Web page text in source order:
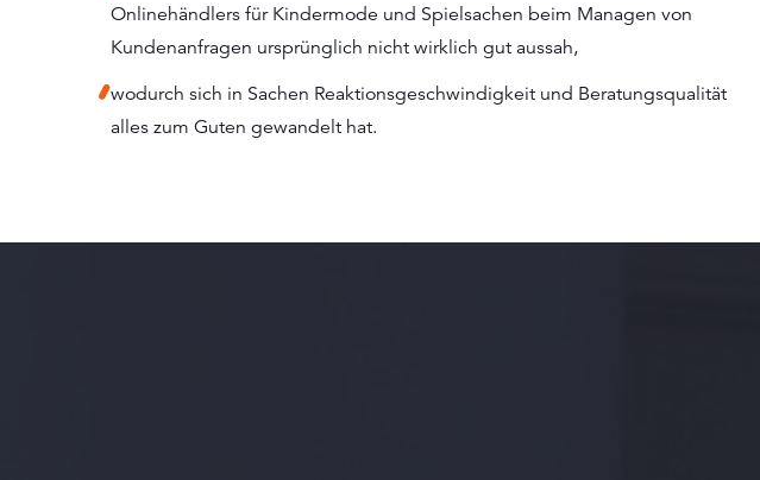
Onlinehändlers für Kindermode und Spielsachen beim Managen von
Kundenanfragen ursprünglich nicht wirklich gut aussah,
wodurch sich in Sachen Reaktionsgeschwindigkeit und Beratungsqualität
alles zum Guten gewandelt hat.